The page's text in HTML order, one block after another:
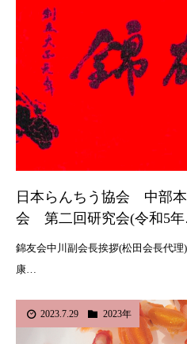
日本らんちう協会 中部
会 第二回研究会(令和5
錦友会中川副会長挨拶(松田会長代
康…
2023.7.29 2023年